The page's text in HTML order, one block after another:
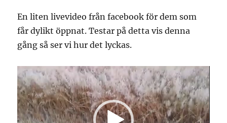
En liten livevideo från facebook för dem som
får dylikt öppnat. Testar på detta vis denna
gång så ser vi hur det lyckas.
Videospelare